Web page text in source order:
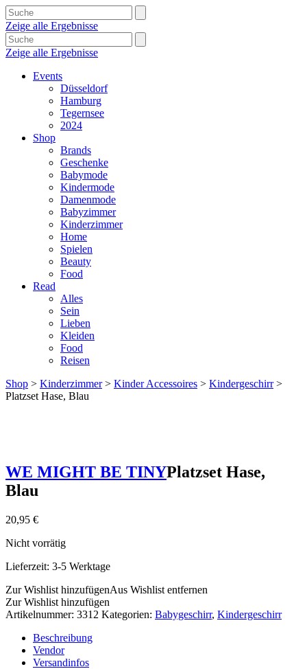
Zeige alle Ergebnisse
Zeige alle Ergebnisse
Events
Düsseldorf
Hamburg
Tegernsee
2024
Shop
Brands
Geschenke
Babymode
Kindermode
Damenmode
Babyzimmer
Kinderzimmer
Home
Spielen
Beauty
Food
Read
Alles
Sein
Lieben
Kleiden
Food
Reisen
Shop > Kinderzimmer> Kinder Accessoires > Kindergeschirr>
Platzset Hase, Blau
WE MIGHT BE TINYPlatzset Hase,
Blau
20,95 €
Nicht vorrätig
Lieferzeit: 3-5 Werktage
Zur Wishlist hinzufügenAus Wishlist entfernen
Zur Wishlist hinzufügen
Artikelnummer: 3312 Kategorien: Babygeschirr, Kindergeschirr
Beschreibung
Vendor
Versandinfos